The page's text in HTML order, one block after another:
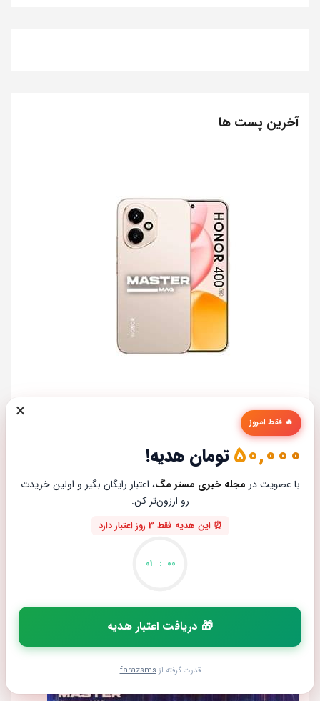
آخرین پست ها
بررسی گوشی موبایل آنر 400
محمد جواد صمدانی
× 🔥 فقط امروز
50,000تومان هدیه!
با عضویت در مجله خبری مستر مگ، اعتبار رایگان بگیر و اولین خریدت
رو ارزون‌تر کن.
⏰ این هدیه فقط 3 روز اعتبار دارد
00
:
01
🎁 دریافت اعتبار هدیه
قدرت گرفته ازfarazsms